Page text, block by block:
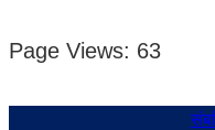
Page Views: 63